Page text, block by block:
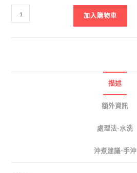
加入購物車
描述
額外資訊
處理法-水洗
沖煮建議-手沖